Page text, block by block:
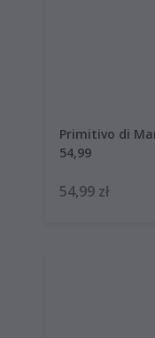
Primitivo di
54,99
54,99 zł